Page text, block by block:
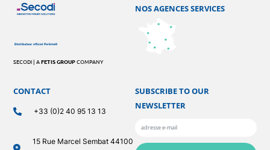
SECODI | AFETIS GROUPCOMPANY
CONTACT
+33 (0)2 40 95 13 13
15 Rue Marcel Sembat 44100
NOS AGENCES SERVICES
SUBSCRIBE TO OUR
NEWSLETTER